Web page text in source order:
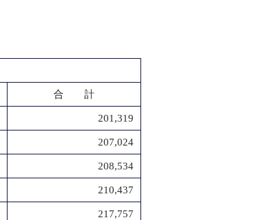
合 計
201,319
207,024
208,534
210,437
217,757